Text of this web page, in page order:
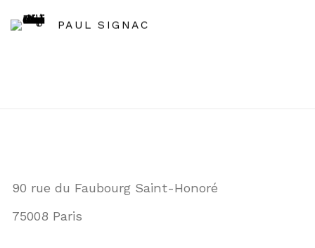
PAUL SIGNAC
90 rue du Faubourg Saint-Honoré
75008 Paris